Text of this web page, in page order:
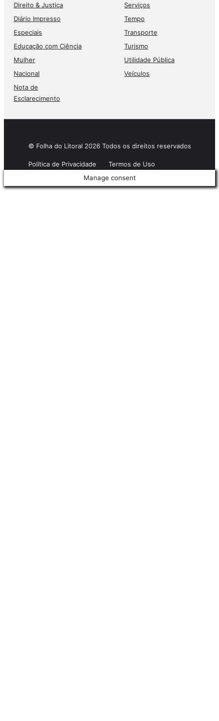
Direito & Justiça
Diário Impresso
Especiais
Educação com Ciência
Mulher
Nacional
Nota de
Esclarecimento
Serviços
Tempo
Transporte
Turismo
Utilidade Pública
Veículos
© Folha do Litoral 2026 Todos os direitos reservados
Política de Privacidade
Termos de Uso
Manage consent